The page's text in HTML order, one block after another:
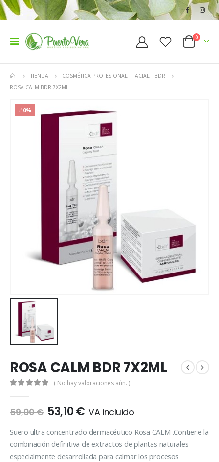
0
TIENDA COSMÉTICA PROFESIONAL, FACIAL,
BDR
ROSA CALM BDR 7X2ML
-10%
ROSA CALM BDR 7X2ML
( No hay valoraciones aún. )
59,00€ 53,10€ IVA incluido
Suero ultra concentrado dermacéutico Rosa CALM .Contiene la
combinación definitiva de extractos de plantas naturales
especialmente desarrollada para calmarlos procesos